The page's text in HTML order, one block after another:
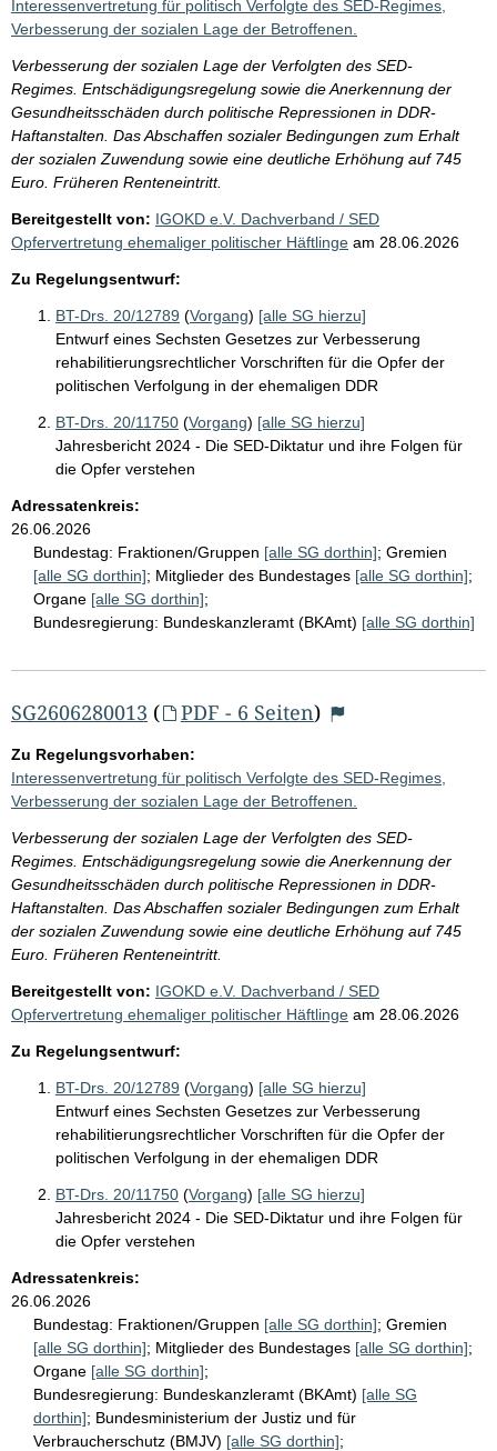
Interessenvertretung für politisch Verfolgte des SED-Regimes,
Verbesserung der sozialen Lage der Betroffenen.
Verbesserung der sozialen Lage der Verfolgten des SED-
Regimes. Entschädigungsregelung sowie die Anerkennung der
Gesundheitsschäden durch politische Repressionen in DDR-
Haftanstalten. Das Abschaffen sozialer Bedingungen zum Erhalt
der sozialen Zuwendung sowie eine deutliche Erhöhung auf 745
Euro. Früheren Renteneintritt.
Bereitgestellt von: IGOKD e.V. Dachverband / SED
Opfervertretung ehemaliger politischer Häftlinge am 28.06.2026
Zu Regelungsentwurf:
BT-Drs. 20/12789 (Vorgang) [alle SG hierzu]
Entwurf eines Sechsten Gesetzes zur Verbesserung
rehabilitierungsrechtlicher Vorschriften für die Opfer der
politischen Verfolgung in der ehemaligen DDR
BT-Drs. 20/11750 (Vorgang) [alle SG hierzu]
Jahresbericht 2024 - Die SED-Diktatur und ihre Folgen für
die Opfer verstehen
Adressatenkreis:
26.06.2026
Bundestag: Fraktionen/Gruppen [alle SG dorthin]; Gremien
[alle SG dorthin]; Mitglieder des Bundestages [alle SG dorthin];
Organe [alle SG dorthin];
Bundesregierung: Bundeskanzleramt (BKAmt) [alle SG dorthin]
SG2606280013 ( PDF - 6 Seiten)
Zu Regelungsvorhaben:
Interessenvertretung für politisch Verfolgte des SED-Regimes,
Verbesserung der sozialen Lage der Betroffenen.
Verbesserung der sozialen Lage der Verfolgten des SED-
Regimes. Entschädigungsregelung sowie die Anerkennung der
Gesundheitsschäden durch politische Repressionen in DDR-
Haftanstalten. Das Abschaffen sozialer Bedingungen zum Erhalt
der sozialen Zuwendung sowie eine deutliche Erhöhung auf 745
Euro. Früheren Renteneintritt.
Bereitgestellt von: IGOKD e.V. Dachverband / SED
Opfervertretung ehemaliger politischer Häftlinge am 28.06.2026
Zu Regelungsentwurf:
BT-Drs. 20/12789 (Vorgang) [alle SG hierzu]
Entwurf eines Sechsten Gesetzes zur Verbesserung
rehabilitierungsrechtlicher Vorschriften für die Opfer der
politischen Verfolgung in der ehemaligen DDR
BT-Drs. 20/11750 (Vorgang) [alle SG hierzu]
Jahresbericht 2024 - Die SED-Diktatur und ihre Folgen für
die Opfer verstehen
Adressatenkreis:
26.06.2026
Bundestag: Fraktionen/Gruppen [alle SG dorthin]; Gremien
[alle SG dorthin]; Mitglieder des Bundestages [alle SG dorthin];
Organe [alle SG dorthin];
Bundesregierung: Bundeskanzleramt (BKAmt) [alle SG
dorthin]; Bundesministerium der Justiz und für
Verbraucherschutz (BMJV) [alle SG dorthin];